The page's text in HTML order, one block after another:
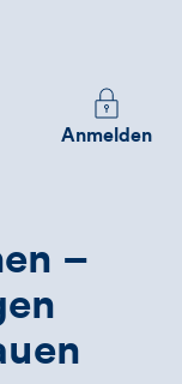
Melden
Sie
Anmelden
–